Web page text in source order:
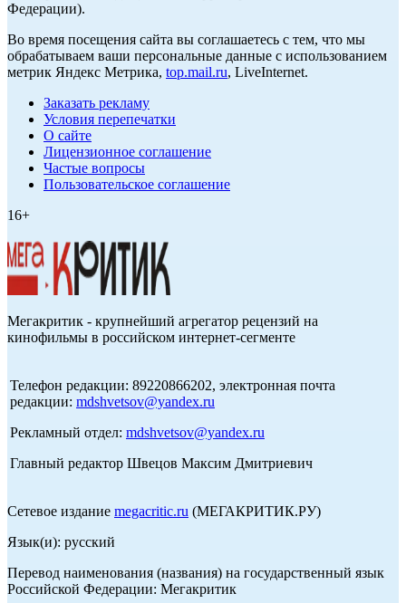
Федерации).
Во время посещения сайта вы соглашаетесь с тем, что мы
обрабатываем ваши персональные данные с использованием
метрик Яндекс Метрика, top.mail.ru, LiveInternet.
Заказать рекламу
Условия перепечатки
О сайте
Лицензионное соглашение
Частые вопросы
Пользовательское соглашение
16+
Мегакритик - крупнейший агрегатор рецензий на
кинофильмы в российском интернет-сегменте
Телефон редакции: 89220866202, электронная почта
редакции: mdshvetsov@yandex.ru
Рекламный отдел: mdshvetsov@yandex.ru
Главный редактор Швецов Максим Дмитриевич
Сетевое издание megacritic.ru (МЕГАКРИТИК.РУ)
Язык(и): русский
Перевод наименования (названия) на государственный язык
Российской Федерации: Мегакритик